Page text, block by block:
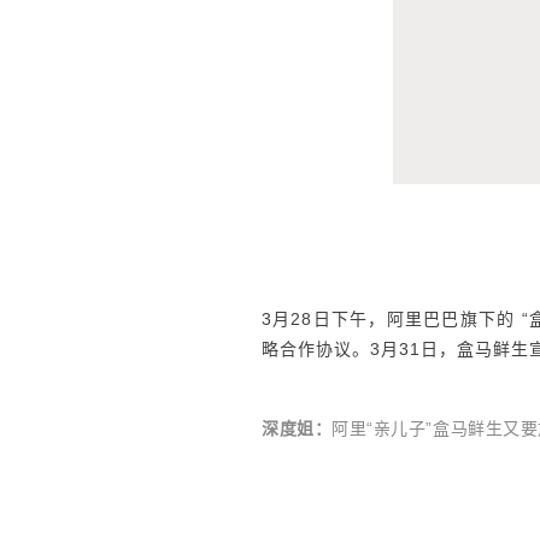
3月28日下午，阿里巴巴旗下的 “
略合作协议。3月31日，盒马鲜生
深度姐： 阿里“亲儿子”盒马鲜生又